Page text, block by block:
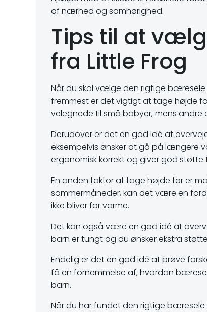
af nærhed og samhørighed.
Tips til at
fra Little Frog
Når du skal vælge den rigtige bæresele
fremmest er det vigtigt at tage højde
velegnede til små babyer, mens andre
Derudover er det en god idé at
eksempelvis ønsker at gå på længere
ergonomisk korrekt og giver god
En anden faktor at tage højde for er
sommermåneder, kan det være en
ikke bliver for varme.
Det kan også være en god idé at
barn er tungt og du ønsker ekstra
Endelig er det en god idé at prøve
få en fornemmelse af, hvordan
barn.
Når du har fundet den rigtige